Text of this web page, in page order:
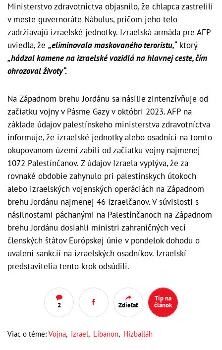
Ministerstvo zdravotníctva objasnilo, že chlapca zastrelili
v meste guvernoráte Nábulus, pričom jeho telo
zadržiavajú izraelské jednotky. Izraelská armáda pre AFP
uviedla, že „eliminovala maskovaného teroristu,“ ktorý
„hádzal kamene na izraelské vozidlá na hlavnej ceste, čím
ohrozoval životy“.
Na Západnom brehu Jordánu sa násilie zintenzívňuje od
začiatku vojny v Pásme Gazy v októbri 2023. AFP na
základe údajov palestínskeho ministerstva zdravotníctva
informuje, že izraelské jednotky alebo osadníci na tomto
okupovanom území zabili od začiatku vojny najmenej
1072 Palestínčanov. Z údajov Izraela vyplýva, že za
rovnaké obdobie zahynulo pri palestínskych útokoch
alebo izraelských vojenských operáciách na Západnom
brehu Jordánu najmenej 46 Izraelčanov. V súvislosti s
násilnosťami páchanými na Palestínčanoch na Západnom
brehu Jordánu dosiahli ministri zahraničných vecí
členských štátov Európskej únie v pondelok dohodu o
uvalení sankcií na izraelských osadníkov. Izraelskí
predstavitelia tento krok odsúdili.
2 Zdieľať
Tip na
článok
Viac o téme: Vojna, Izrael, Libanon, Hizballáh